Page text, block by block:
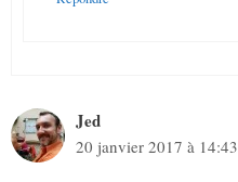
Jed
20 janvier 2017 à 14:43